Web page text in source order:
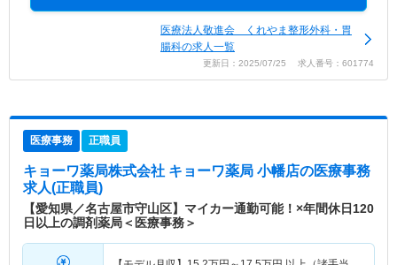
医療法人敬進会 くれやま整形外科・胃
腸科の求人一覧
更新日：2025/07/25 求人番号：601774
医療事務 正職員
キョーワ薬局株式会社 キョーワ薬局 小幡店の医療事務
求人(正職員)
【愛知県／名古屋市守山区】マイカー通勤可能！×年間休日120
日以上の調剤薬局＜医療事務＞